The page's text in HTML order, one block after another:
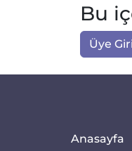
Bu
Üye
Anasayfa